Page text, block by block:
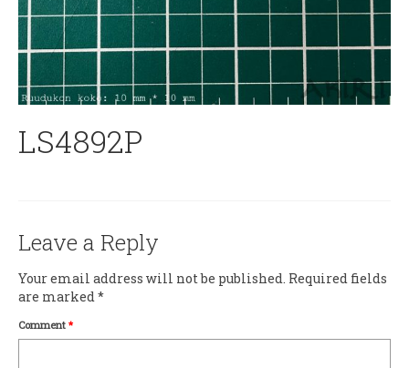
LS4892P
Leave a Reply
Your email address will not be published. Required fields
are marked*
Comment *